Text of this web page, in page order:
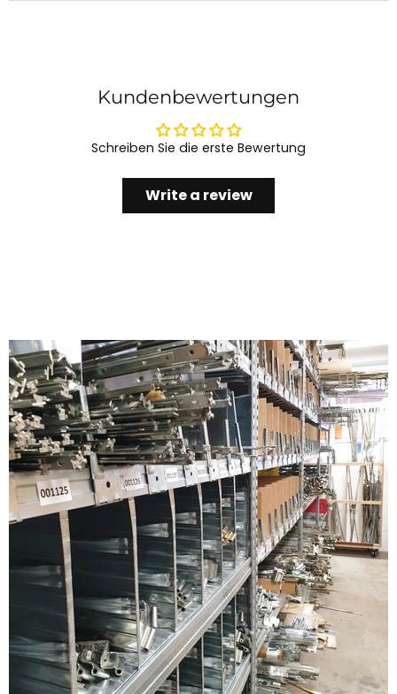
Kundenbewertungen
Schreiben Sie die erste Bewertung
Write a review